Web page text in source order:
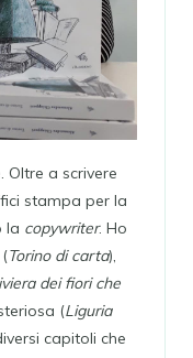
Oltre a scrivere
stampa per la
la copywriter. Ho
Torino di carta),
dei fiori che
(Liguria
capitoli che